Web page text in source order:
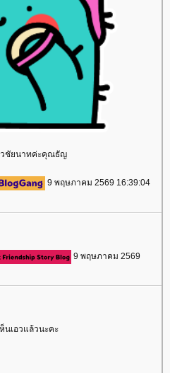
ชัยนาทค่ะคุณธัญ
9 พฤษภาคม 2569 16:39:04
9 พฤษภาคม 2569
นเอวแล้วนะคะ